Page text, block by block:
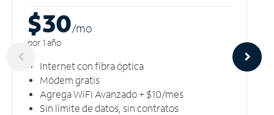
$30/mo
por 1 año
Internet con fibra óptica
Módem gratis
Agrega WiFi Avanzado + $10/mes
Sin límite de datos, sin contratos